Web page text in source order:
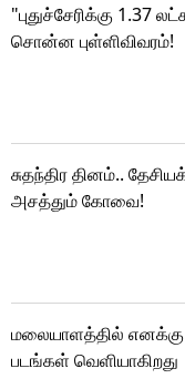
"புதுச்சேரிக்கு 1.37
சொன்ன புள்ளிவிவரம்!
சுதந்திர தினம்..
அசத்தும் கோவை!
மலையாளத்தில் எனக்கு
படங்கள் வெளியாகிறது